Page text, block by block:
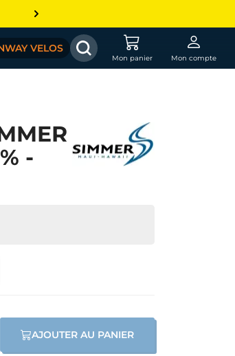
VELOS
Mon panier Mon compte
-
AJOUTER AU PANIER